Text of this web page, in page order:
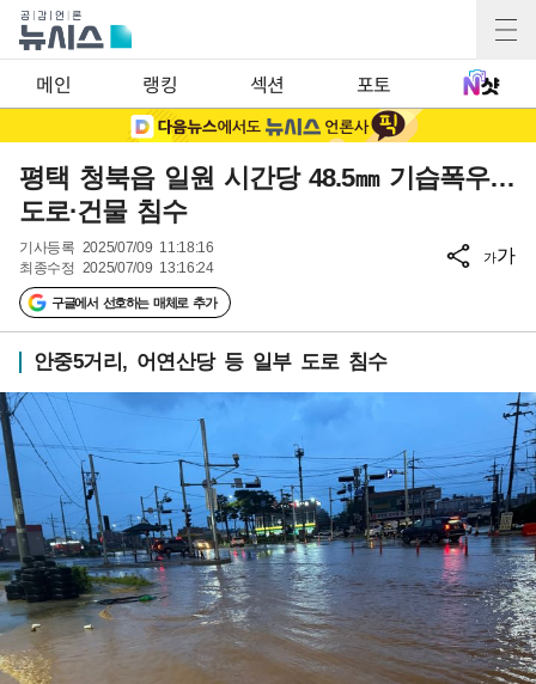
메인 랭킹 섹션 포토
평택 청북읍 일원 시간당 48.5㎜ 기습폭우…
도로·건물 침수
기사등록 2025/07/09 11:18:16
최종수정 2025/07/09 13:16:24
구글에서 선호하는 매체로 추가
가가
안중5거리, 어연산당 등 일부 도로 침수